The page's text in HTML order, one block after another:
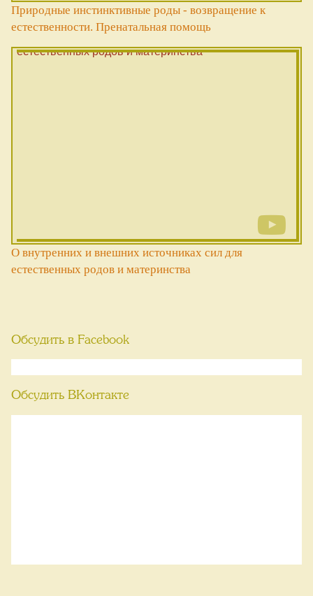
Природные инстинктивные роды - возвращение к
естественности. Пренатальная помощь
О внутренних и внешних источниках сил для
естественных родов и материнства
Обсудить в Facebook
Обсудить ВКонтакте